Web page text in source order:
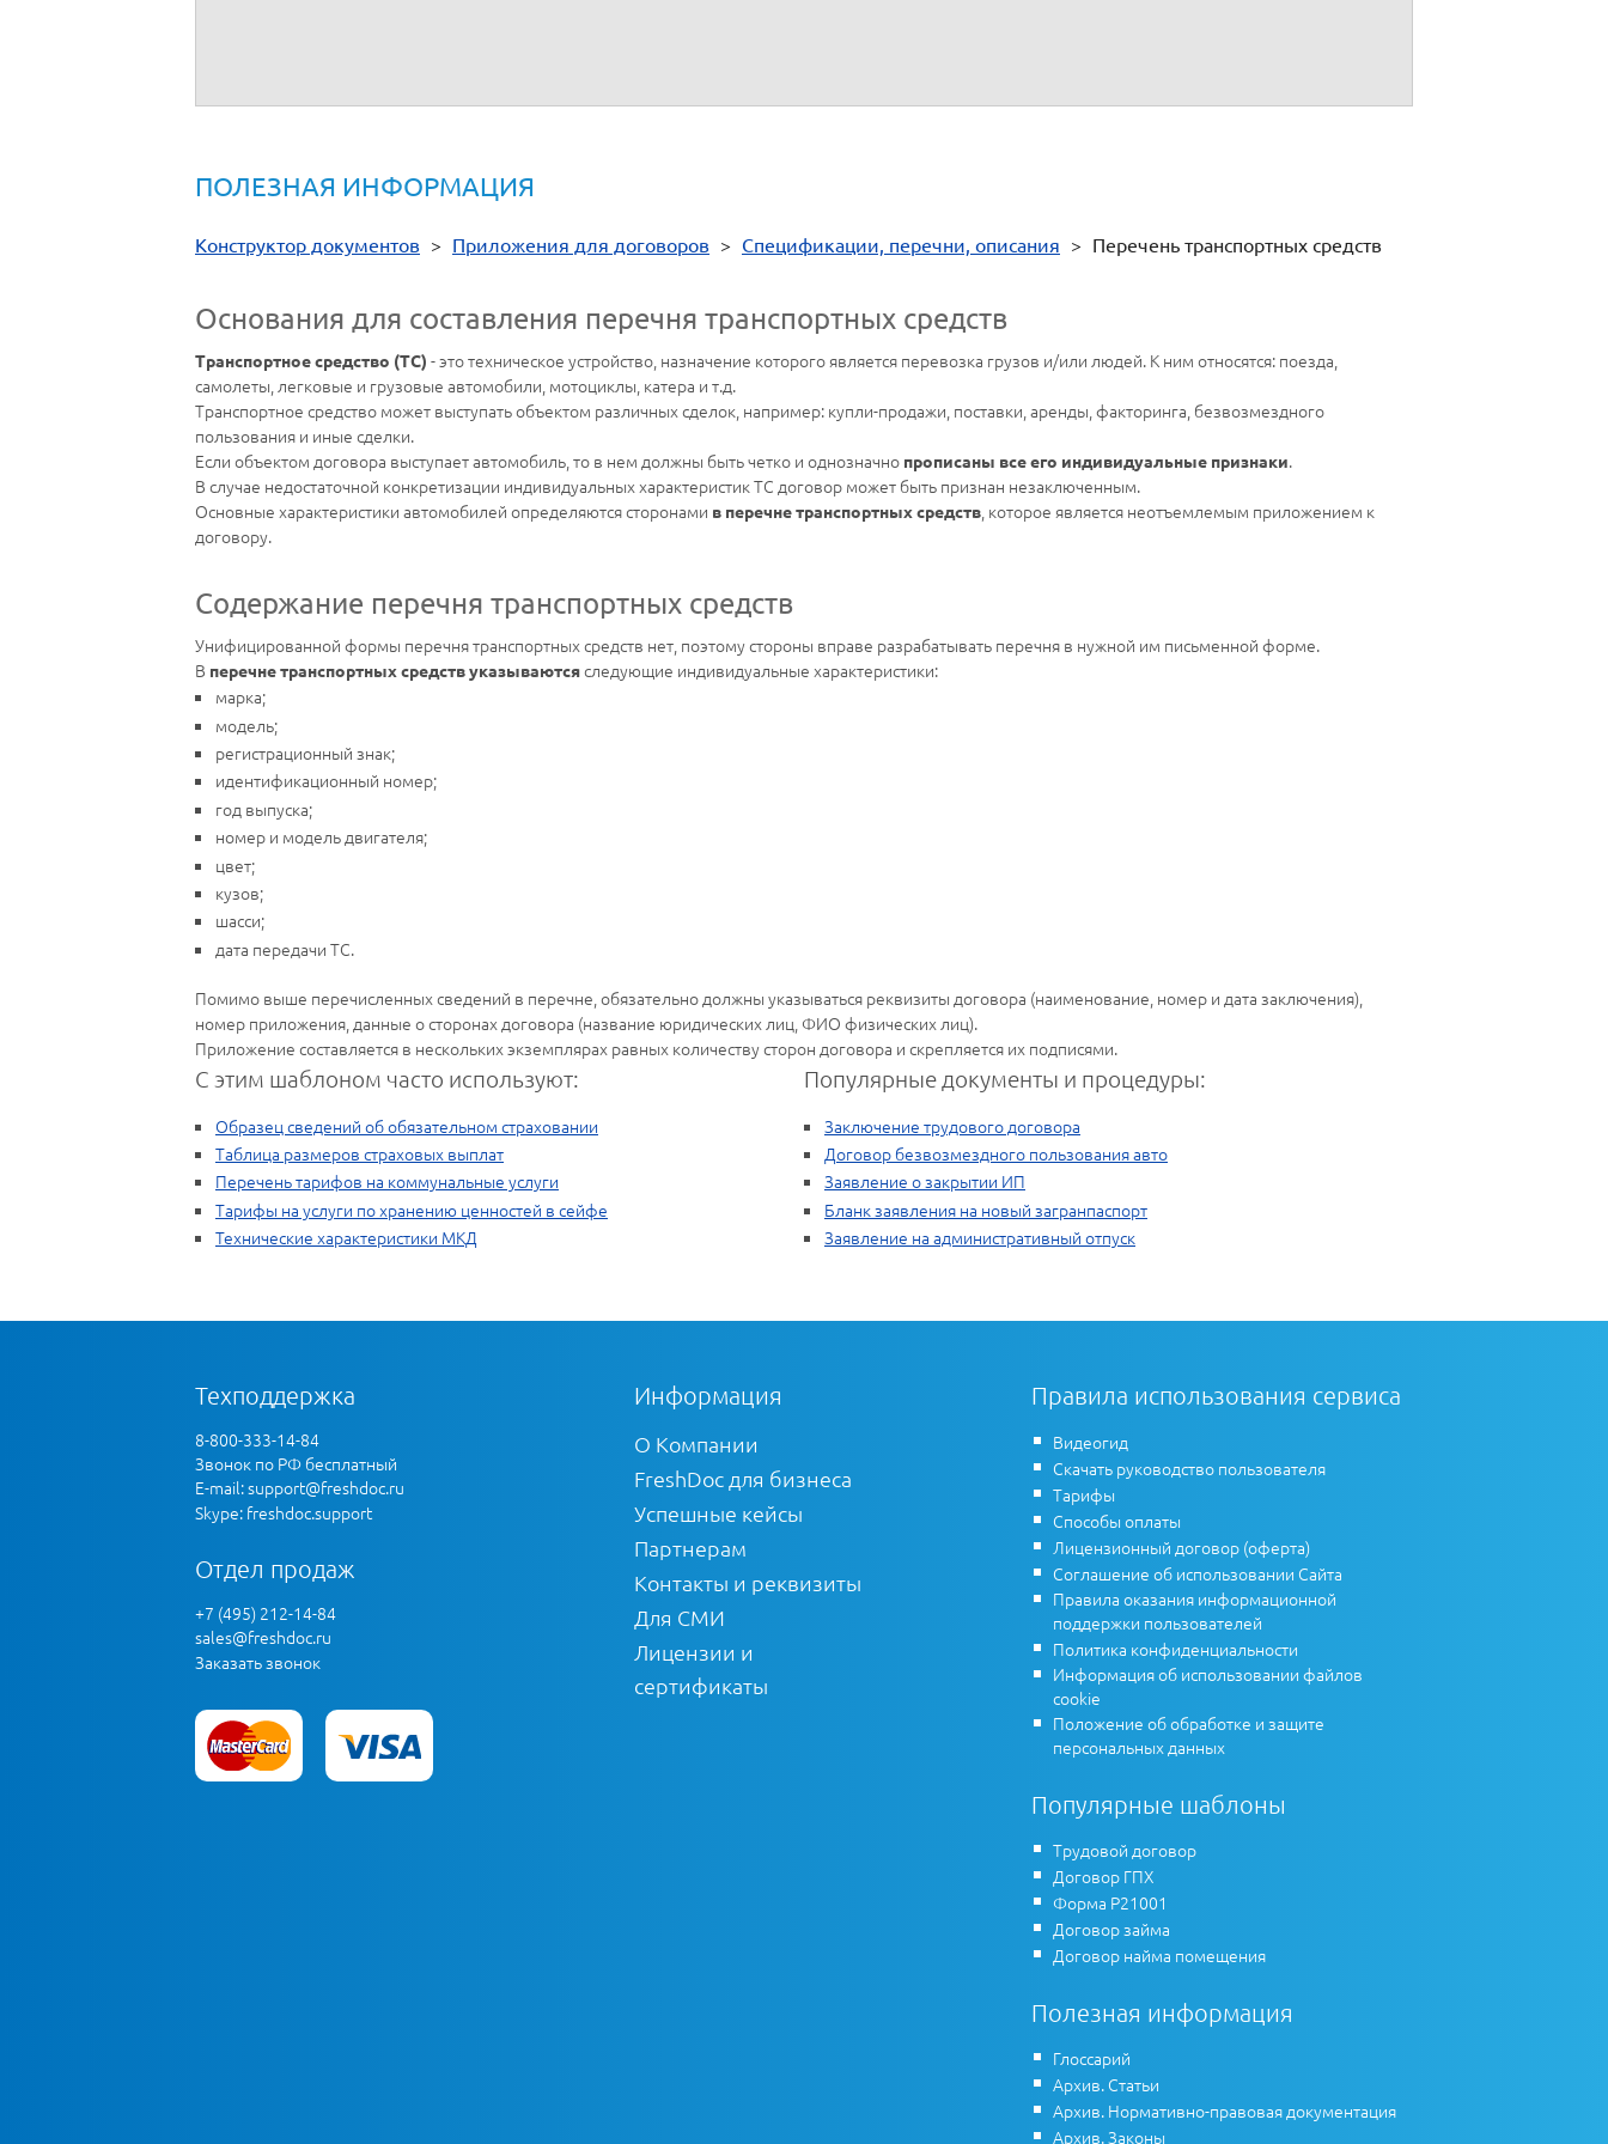
ПОЛЕЗНАЯ ИНФОРМАЦИЯ
Конструктор документов > Приложения для договоров > Спецификации, перечни, описания > Перечень транспортных средств
Основания для составления перечня транспортных средств
Транспортное средство (ТС) - это техническое устройство, назначение которого является перевозка грузов и/или людей. К ним относятся: поезда,
самолеты, легковые и грузовые автомобили, мотоциклы, катера и т.д.
Транспортное средство может выступать объектом различных сделок, например: купли-продажи, поставки, аренды, факторинга, безвозмездного
пользования и иные сделки.
Если объектом договора выступает автомобиль, то в нем должны быть четко и однозначно прописаны все его индивидуальные признаки.
В случае недостаточной конкретизации индивидуальных характеристик ТС договор может быть признан незаключенным.
Основные характеристики автомобилей определяются сторонами в перечне транспортных средств, которое является неотъемлемым приложением к
договору.
Содержание перечня транспортных средств
Унифицированной формы перечня транспортных средств нет, поэтому стороны вправе разрабатывать перечня в нужной им письменной форме.
В перечне транспортных средств указываютсяследующие индивидуальные характеристики:
марка;
модель;
регистрационный знак;
идентификационный номер;
год выпуска;
номер и модель двигателя;
цвет;
кузов;
шасси;
дата передачи ТС.
Помимо выше перечисленных сведений в перечне, обязательно должны указываться реквизиты договора (наименование, номер и дата заключения),
номер приложения, данные о сторонах договора (название юридических лиц, ФИО физических лиц).
Приложение составляется в нескольких экземплярах равных количеству сторон договора и скрепляется их подписями.
С этим шаблоном часто используют:
Образец сведений об обязательном страховании
Таблица размеров страховых выплат
Перечень тарифов на коммунальные услуги
Тарифы на услуги по хранению ценностей в сейфе
Технические характеристики МКД
Популярные документы и процедуры:
Заключение трудового договора
Договор безвозмездного пользования авто
Заявление о закрытии ИП
Бланк заявления на новый загранпаспорт
Заявление на административный отпуск
Техподдержка
8-800-333-14-84
Звонок по РФ бесплатный
E-mail:support@freshdoc.ru
Skype: freshdoc.support
Отдел продаж
+7 (495) 212-14-84
sales@freshdoc.ru
Заказать звонок
Информация
О Компании
FreshDoc для бизнеса
Успешные кейсы
Партнерам
Контакты и реквизиты
Для СМИ
Лицензии и
сертификаты
Правила использования сервиса
Видеогид
Скачать руководство пользователя
Тарифы
Способы оплаты
Лицензионный договор (оферта)
Соглашение об использовании Сайта
Правила оказания информационной
поддержки пользователей
Политика конфиденциальности
Информация об использовании файлов
cookie
Положение об обработке и защите
персональных данных
Популярные шаблоны
Трудовой договор
Договор ГПХ
Форма Р21001
Договор займа
Договор найма помещения
Полезная информация
Глоссарий
Архив. Статьи
Архив. Нормативно-правовая документация
Архив. Законы